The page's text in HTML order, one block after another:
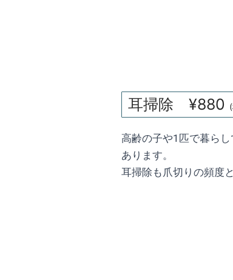
耳掃除 ¥880
高齢の子や1匹で暮ら
あります。
耳掃除も爪切りの頻度